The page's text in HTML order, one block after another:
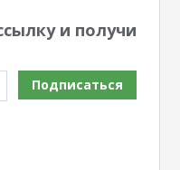
и получи
Подписаться